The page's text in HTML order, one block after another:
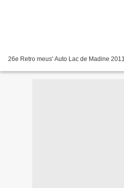
26e Retro meus' Auto Lac de Madine 2011